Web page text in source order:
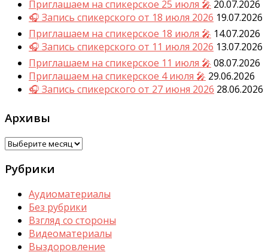
Приглашаем на спикерское 25 июля 🎤 20.07.2026
🎧 Запись спикерского от 18 июля 2026 19.07.2026
Приглашаем на спикерское 18 июля 🎤 14.07.2026
🎧 Запись спикерского от 11 июля 2026 13.07.2026
Приглашаем на спикерское 11 июля 🎤 08.07.2026
Приглашаем на спикерское 4 июля 🎤 29.06.2026
🎧 Запись спикерского от 27 июня 2026 28.06.2026
Архивы
Архивы
Рубрики
Аудиоматериалы
Без рубрики
Взгляд со стороны
Видеоматериалы
Выздоровление